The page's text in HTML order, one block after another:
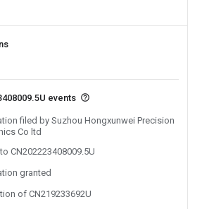
events
filed by Suzhou Hongxunwei Precision
Co ltd
CN202223408009.5U
granted
of CN219233692U